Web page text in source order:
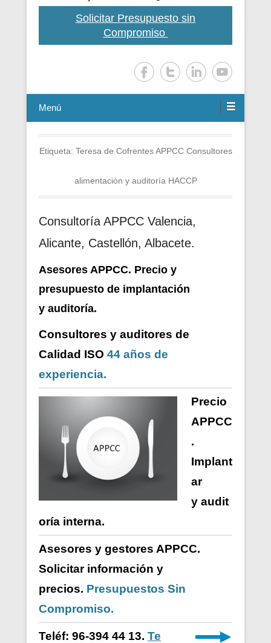
Solicitar Presupuesto sin
Compromiso
Menú
Etiqueta: Teresa de Cofrentes APPCC Consultores
alimentación y auditoría HACCP
Consultoría APPCC Valencia,
Alicante, Castellón, Albacete.
Asesores APPCC. Precio y
presupuesto de implantación
y auditoría.
Consultores y auditores de
Calidad ISO 44 años de
experiencia.
Precio
APPCC
.
Implant
ar
y audit
oría interna.
Asesores y gestores APPCC.
Solicitar información y
precios. Presupuestos Sin
Compromiso.
Teléf: 96-394 44 13. Te